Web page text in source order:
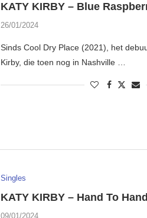
KATY KIRBY – Blue
26/01/2024
Sinds Cool Dry Place (2021), het
Kirby, die toen nog in Nashville …
Singles
KATY KIRBY – Hand To
09/01/2024